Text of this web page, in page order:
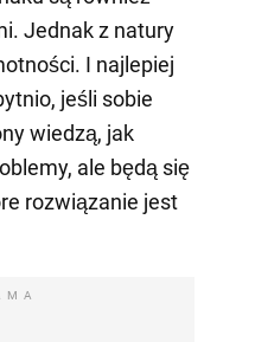
Jednak z natury
I najlepiej
jeśli sobie
wiedzą, jak
ale będą się
rozwiązanie jest